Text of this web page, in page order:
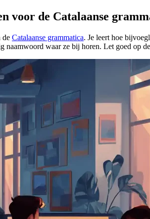
voor de Catalaanse
de Catalaanse grammatica. Je leert hoe
naamwoord waar ze bij horen. Let goed op